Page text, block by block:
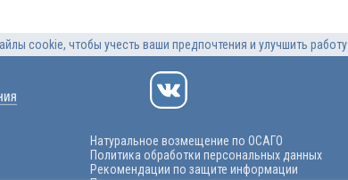
cookie, чтобы учесть ваши предпочтения и улучшить
Натуральное возмещение по ОСАГО
Политика обработки персональных данных
Рекомендации по защите информации